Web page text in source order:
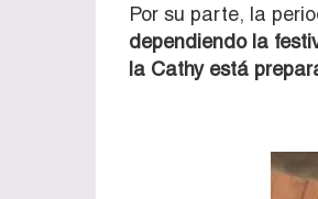
Por su parte, la
dependiendo la
la Cathy está